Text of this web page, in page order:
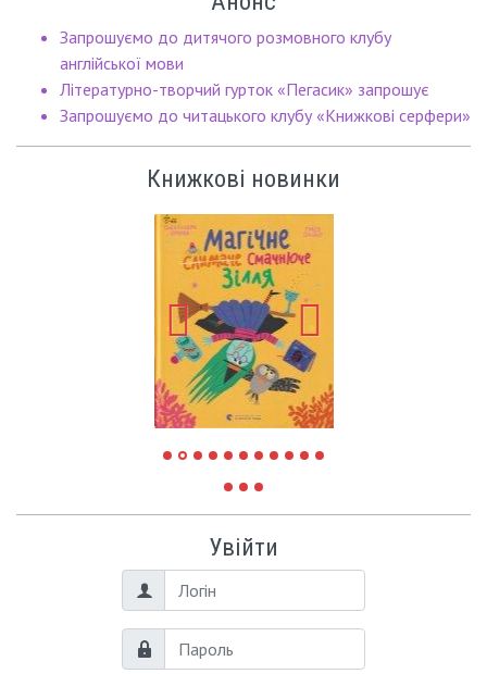
Запрошуємо до дитячого розмовного клубу
англійської мови
Літературно-творчий гурток «Пегасик» запрошує
Запрошуємо до читацького клубу «Книжкові серфери»
Книжкові новинки
Увійти
Логін
Пароль